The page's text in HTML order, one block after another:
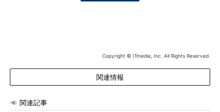
Copyright © ITmedia, Inc. All Rights Reserved.
関連情報
関連記事